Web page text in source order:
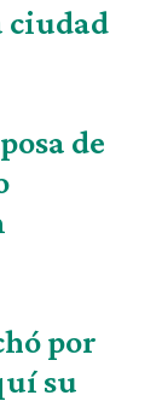
ciudad
de
por
su